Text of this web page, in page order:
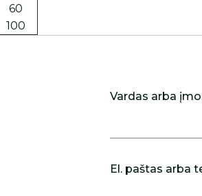
60
100
Vardas arba
El. paštas arba